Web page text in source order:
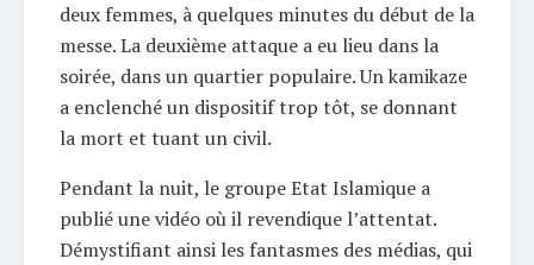
deux femmes, à quelques minutes du début de la
messe. La deuxième attaque a eu lieu dans la
soirée, dans un quartier populaire. Un kamikaze
a enclenché un dispositif trop tôt, se donnant
la mort et tuant un civil.
Pendant la nuit, le groupe Etat Islamique a
publié une vidéo où il revendique l’attentat.
Démystifiant ainsi les fantasmes des médias, qui